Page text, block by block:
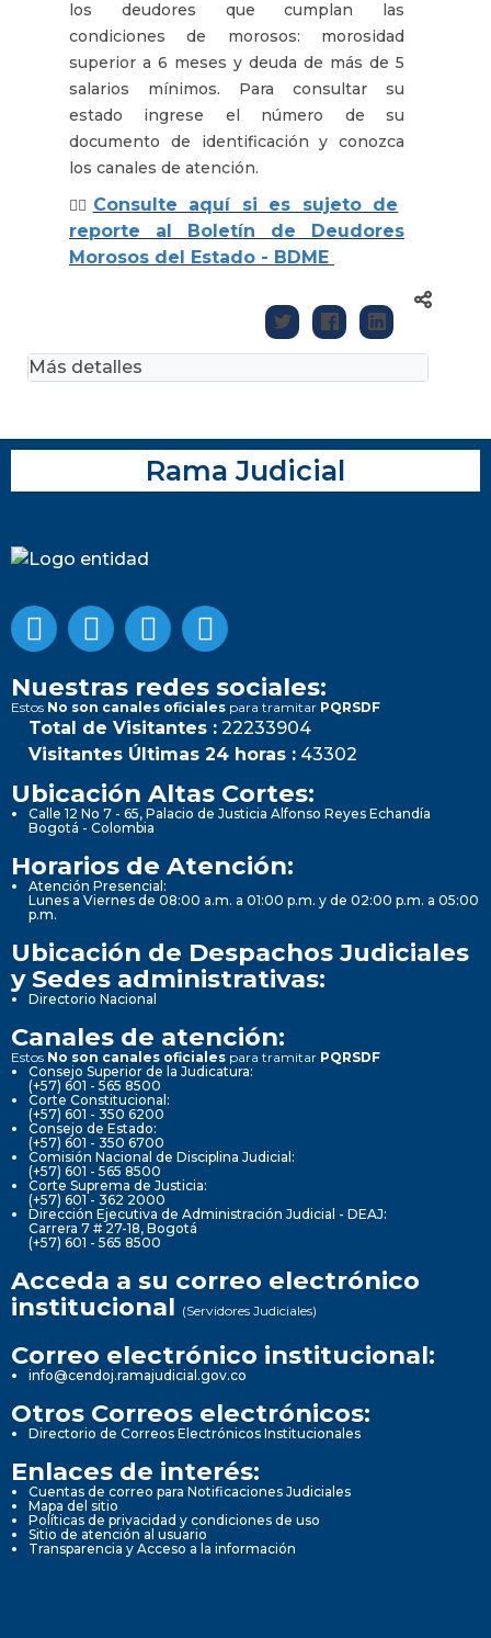
los deudores que cumplan las
condiciones de morosos: morosidad
superior a 6 meses y deuda de más de 5
salarios mínimos. Para consultar su
estado ingrese el número de su
documento de identificación y conozca
los canales de atención.
👉🏽 Consulte aquí si es sujeto de
reporte al Boletín de Deudores
Morosos del Estado - BDME
Más detalles
Rama Judicial
Nuestras redes sociales:
Estos No son canales oficiales para tramitar PQRSDF
Total de Visitantes : 22233904
Visitantes Últimas 24 horas : 43302
Ubicación Altas Cortes:
Calle 12 No 7 - 65, Palacio de Justicia Alfonso Reyes Echandía
Bogotá - Colombia
Horarios de Atención:
Atención Presencial:
Lunes a Viernes de 08:00 a.m. a 01:00 p.m. y de 02:00 p.m. a 05:00
p.m.
Ubicación de Despachos Judiciales
y Sedes administrativas:
Directorio Nacional
Canales de atención:
Estos No son canales oficiales para tramitar PQRSDF
Consejo Superior de la Judicatura:
(+57) 601 - 565 8500
Corte Constitucional:
(+57) 601 - 350 6200
Consejo de Estado:
(+57) 601 - 350 6700
Comisión Nacional de Disciplina Judicial:
(+57) 601 - 565 8500
Corte Suprema de Justicia:
(+57) 601 - 362 2000
Dirección Ejecutiva de Administración Judicial - DEAJ:
Carrera 7 # 27-18, Bogotá
(+57) 601 - 565 8500
Acceda a su correo electrónico
institucional (Servidores Judiciales)
Correo electrónico institucional:
info@cendoj.ramajudicial.gov.co
Otros Correos electrónicos:
Directorio de Correos Electrónicos Institucionales
Enlaces de interés:
Cuentas de correo para Notificaciones Judiciales
Mapa del sitio
Políticas de privacidad y condiciones de uso
Sitio de atención al usuario
Transparencia y Acceso a la información